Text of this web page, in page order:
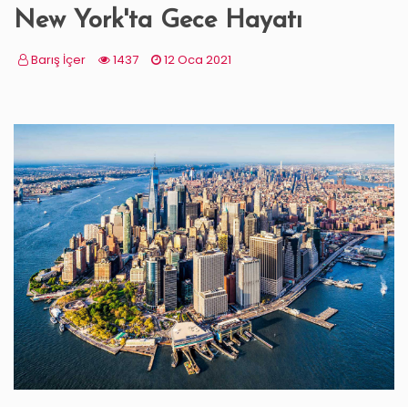
New York'ta Gece Hayatı
Barış İçer 1437 12 Oca 2021